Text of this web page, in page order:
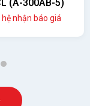
(A-300AB-5)
hệ nhận báo giá
9